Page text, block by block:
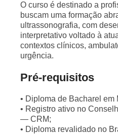
O curso é destinado a
buscam uma formação
ultrassonografia, com
interpretativo voltado à
contextos clínicos,
urgência.
Pré-requisitos
• Diploma de Bacharel em
• Registro ativo no
— CRM;
• Diploma revalidado no